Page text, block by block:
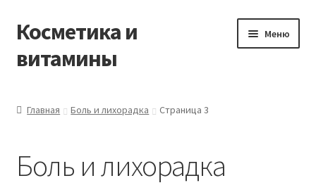
Перейти
к
навигации
Перейти
к
содержимому
Косметика и
витамины
Меню
Заказать товары из Франции
Главная Боль и лихорадка Страница 3
Боль и лихорадка